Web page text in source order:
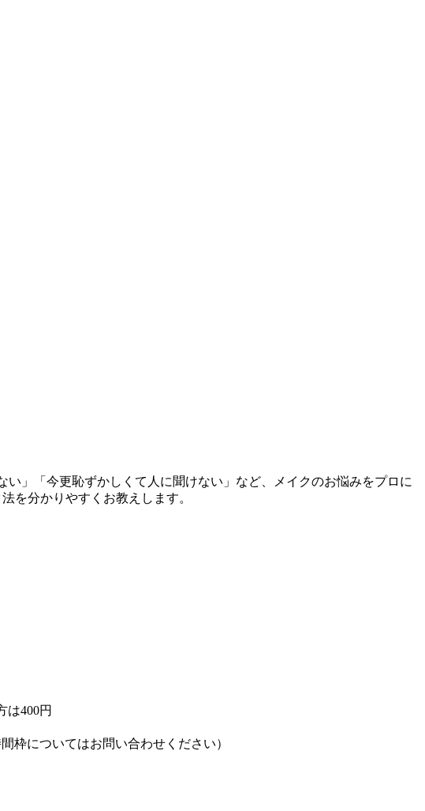
」「今更恥ずかしくて人に聞けない」など、メイクのお悩みをプロに
を分かりやすくお教えします。
は400円
についてはお問い合わせください）